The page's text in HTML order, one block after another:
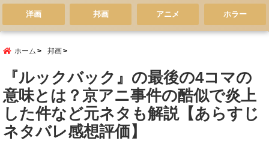
洋画 邦画 アニメ ホラー
ホーム 邦画
『ルックバック』の最後の4コマの
意味とは？京アニ事件の酷似で炎上
した件など元ネタも解説【あらすじ
ネタバレ感想評価】